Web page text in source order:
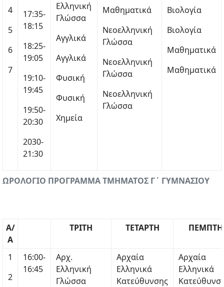
ΩΡΟΛΟΓΙΟ ΠΡΟΓΡΑΜΜΑ ΤΜΗΜΑΤΟΣ Γ΄ ΓΥΜΝΑΣΙΟΥ
4
5
6
7
17:35-
18:15
18:25-
19:05
19:10-
19:45
19:50-
20:30
2030-
21:30
Ελληνική
Γλώσσα
Αγγλικά
Αγγλικά
Φυσική
Φυσική
Χημεία
Μαθηματικά
Νεοελληνική
Γλώσσα
Νεοελληνική
Γλώσσα
Νεοελληνική
Γλώσσα
Βιολογία
Βιολογία
Μαθηματικά
Μαθηματικά
Α/
Α
ΤΡΙΤΗ ΤΕΤΑΡΤΗ ΠΕΜΠΤΗ
1
2
16:00-
16:45
Αρχ.
Ελληνική
Γλώσσα
Αρχαία
Ελληνικά
Κατεύθυνσης
Αρχαία
Ελληνικά